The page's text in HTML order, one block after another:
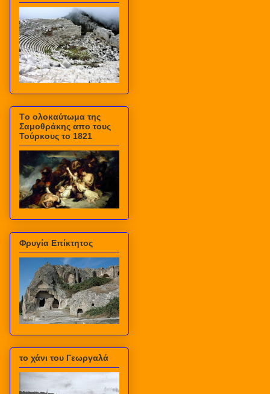
Τo ολοκαύτωμα της
Σαμοθράκης απο τους
Τούρκους το 1821
Φρυγία Επίκτητος
το χάνι του Γεωργαλά